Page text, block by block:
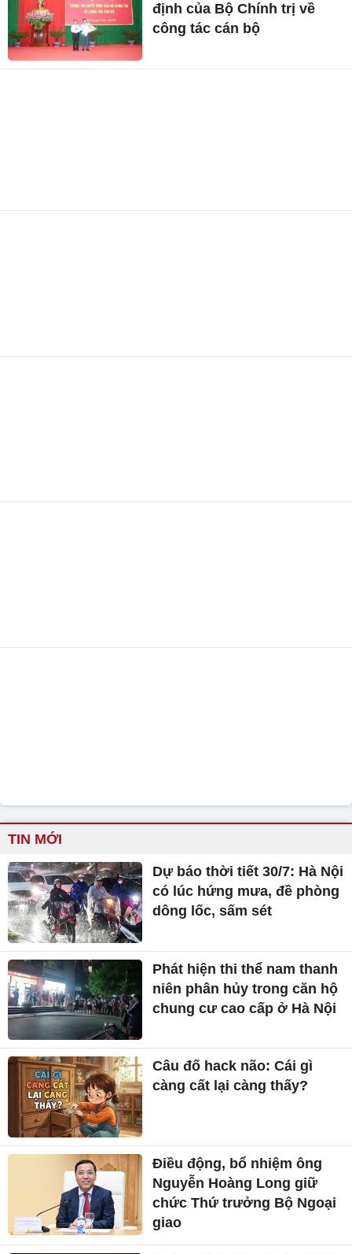
định của Bộ Chính trị về
công tác cán bộ
TIN MỚI
Dự báo thời tiết 30/7: Hà Nội
có lúc hứng mưa, đề phòng
dông lốc, sấm sét
Phát hiện thi thể nam thanh
niên phân hủy trong căn hộ
chung cư cao cấp ở Hà Nội
Câu đố hack não: Cái gì
càng cất lại càng thấy?
Điều động, bổ nhiệm ông
Nguyễn Hoàng Long giữ
chức Thứ trưởng Bộ Ngoại
giao